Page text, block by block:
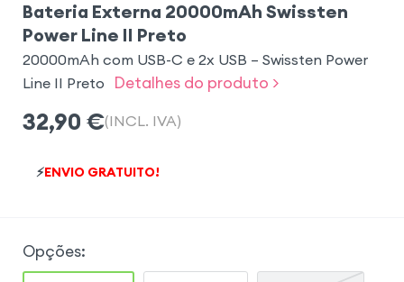
Bateria Externa 20000mAh Swissten
Power Line II Preto
20000mAh com USB-C e 2x USB – Swissten Power
Line II Preto
Detalhes do produto >
32,90 €(INCL. IVA)
⚡ENVIO GRATUITO!
Opções: